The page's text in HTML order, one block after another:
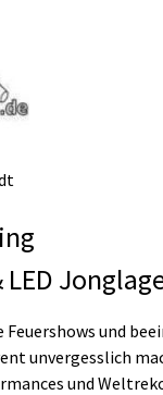
und
unvergesslich
und